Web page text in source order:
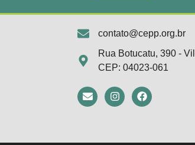
contato@cepp.org.br
Rua Botucatu, 390 -
CEP: 04023-061